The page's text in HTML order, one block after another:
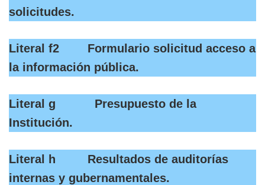
solicitudes.
Literal f2 Formulario solicitud acceso a
la información pública.
Literal g Presupuesto de la
Institución.
Literal h Resultados de auditorías
internas y gubernamentales.